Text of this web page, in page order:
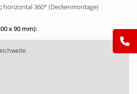
horizontal 360° (Deckenmontage)